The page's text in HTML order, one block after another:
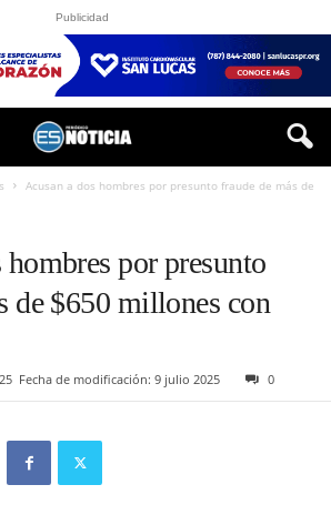
Publicidad
Acusan a dos hombres por presunto fraude de más de
hombres por presunto
de $650 millones con
Fecha de modificación: 9 julio 2025 0